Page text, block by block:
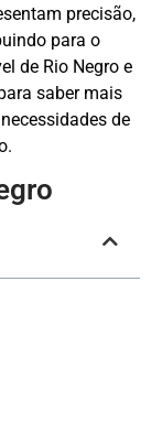
precisão,
para o
de Rio Negro e
saber mais
de